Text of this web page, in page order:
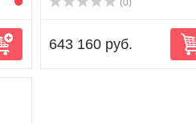
(0)
643 160 руб.